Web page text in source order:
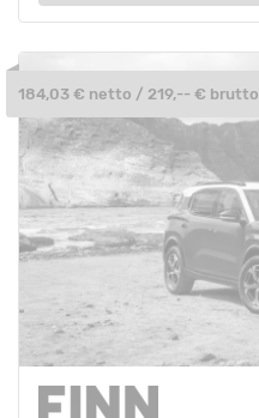
184,03 € netto / 219,-- € brutto